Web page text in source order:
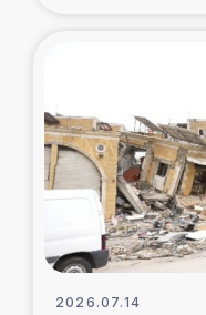
2026.07.14